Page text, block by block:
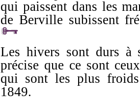
qui paissent dans les
de Berville subissent
Les hivers sont durs à
précise que ce sont
qui sont les plus
1849.